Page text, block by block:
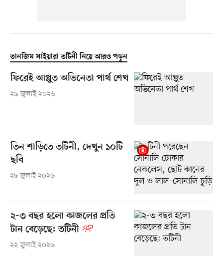
তানজিম সাইয়ারা তটিনী নিয়ে আরও পড়ুন
ফিরেই আপ্লুত অভিনেতা পার্থ শেখ
২৯ জুলাই ২০২৬
তিন শাড়িতে তটিনী, দেখুন ১০টি
ছবি
২৮ জুলাই ২০২৬
২-৩ বছর হলো কাজলের প্রতি
টান বেড়েছে: তটিনী
২২ জুলাই ২০২৬